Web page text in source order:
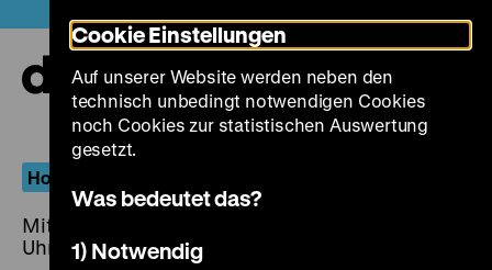
zum
Seiteninhalt
springen
Homosexualität_en
Mittwoch, 30. September 2015, 20.00 - 00.00
Uhr
Cookie Einstellungen
Auf unserer Website werden neben den
technisch unbedingt notwendigen Cookies
noch Cookies zur statistischen Auswertung
gesetzt.
Was bedeutet das?
1) Notwendig